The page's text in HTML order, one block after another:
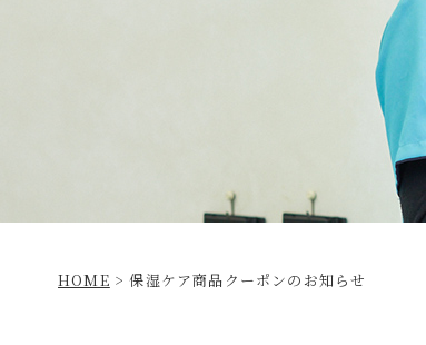
HOME >保湿ケア商品クーポンのお知らせ